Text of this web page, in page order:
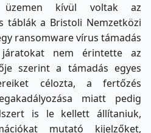
kívül voltak az
táblák a Bristoli Nemzetközi
ransomware vírus támadás
nem érintette az
szerint a támadás egyes
célozta, a fertőzés
miatt pedig
is le kellett állítaniuk,
mutató kijelzőket,